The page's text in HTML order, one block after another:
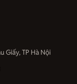
Giấy, TP Hà Nội